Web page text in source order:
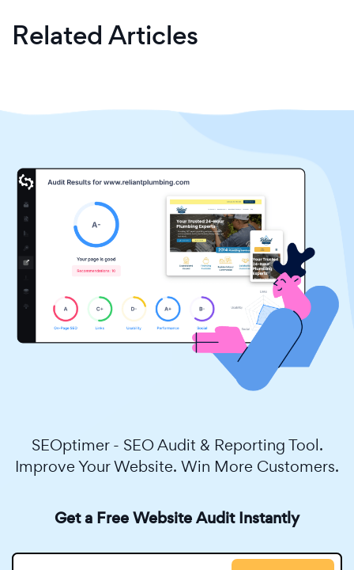
Related Articles
SEOptimer - SEO Audit & Reporting Tool.
Improve Your Website. Win More Customers.
Get a Free Website Audit Instantly